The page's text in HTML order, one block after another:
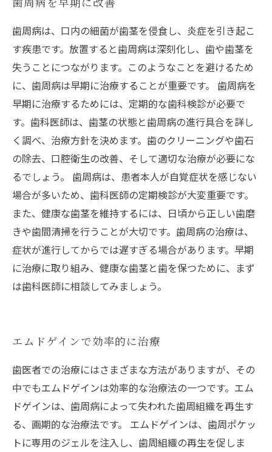
歯周病は、口内の細菌が歯茎を侵食し、炎症を引き起こ
す疾患です。放置すると歯周病は深刻化し、歯や歯茎を
失うことにつながります。このようなことを避けるため
に、歯周病は早期に治療することが重要です。 歯周病を
早期に治療するためには、定期的な歯科検診が必要で
す。歯科医師は、歯茎の状態と歯周病の進行具合を詳し
く調べ、治療方針を決めます。歯のクリーニングや歯石
の除去、口腔衛生の改善、そして適切な治療が必要にな
るでしょう。 歯周病は、患者本人が自覚症状を感じない
場合が多いため、歯科医師の定期検診が大変重要です。
また、健康な歯茎を維持するには、日頃から正しい歯磨
きや歯間清掃を行うことが大切です。歯周病の治療は、
症状が進行してからでは遅すぎる場合があります。早期
に治療に取り組み、健康な歯茎と歯を保つために、まず
は歯科医師に相談してみましょう。
エムドゲインで効率的に治療
歯医者での治療にはさまざまな方法がありますが、その
中でもエムドゲインは効率的な治療法の一つです。エム
ドゲインは、歯周病によって失われた歯周組織を再生す
る、画期的な治療法です。 エムドゲインは、歯周ポケッ
トに専用のジェルを注入し、歯周組織の再生を促しま